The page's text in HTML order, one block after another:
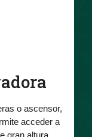
o ascensor,
acceder a